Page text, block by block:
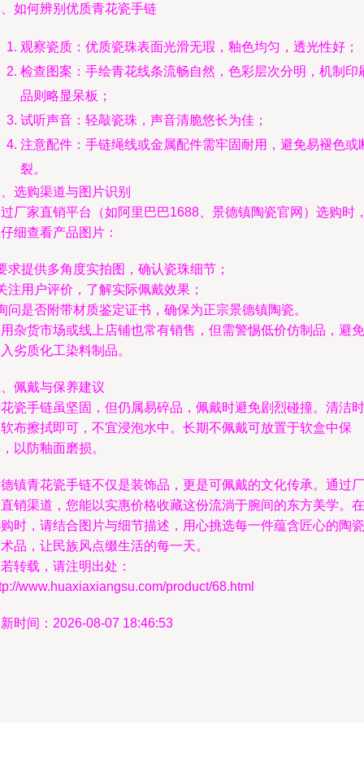
如何辨别优质青花瓷手链
观察瓷质：优质瓷珠表面光滑无瑕，釉色均匀，透光性好；
检查图案：手绘青花线条流畅自然，色彩层次分明，机制印
品则略显呆板；
试听声音：轻敲瓷珠，声音清脆悠长为佳；
注意配件：手链绳线或金属配件需牢固耐用，避免易褪色或
裂。
选购渠道与图片识别
厂家直销平台（如阿里巴巴1688、景德镇陶瓷官网）选购时
细查看产品图片：
求提供多角度实拍图，确认瓷珠细节；
注用户评价，了解实际佩戴效果；
问是否附带材质鉴定证书，确保为正宗景德镇陶瓷。
杂货市场或线上店铺也常有销售，但需警惕低价仿制品，避免
劣质化工染料制品。
佩戴与保养建议
瓷手链虽坚固，但仍属易碎品，佩戴时避免剧烈碰撞。清洁时
布擦拭即可，不宜浸泡水中。长期不佩戴可放置于软盒中保
以防釉面磨损。
镇青花瓷手链不仅是装饰品，更是可佩戴的文化传承。通过厂
销渠道，您能以实惠价格收藏这份流淌于腕间的东方美学。在
时，请结合图片与细节描述，用心挑选每一件蕴含匠心的陶瓷
品，让民族风点缀生活的每一天。
转载，请注明出处：
www.huaxiaxiangsu.com/product/68.html
时间：2026-08-07 18:46:53